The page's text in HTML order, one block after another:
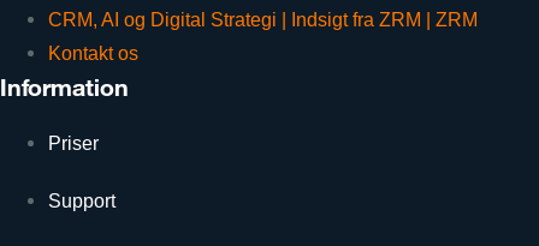
CRM, AI og Digital Strategi | Indsigt fra ZRM | ZRM
Kontakt os
Information
Priser
Support